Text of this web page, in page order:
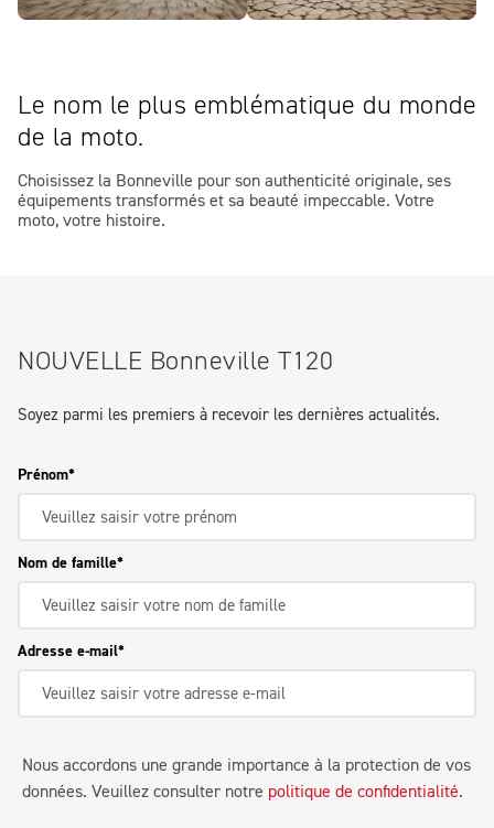
Le nom le plus emblématique du monde
de la moto.
Choisissez la Bonneville pour son authenticité originale, ses
équipements transformés et sa beauté impeccable. Votre
moto, votre histoire.
NOUVELLE Bonneville T120
Soyez parmi les premiers à recevoir les dernières actualités.
Prénom
Nom de famille
Adresse e-mail
Nous accordons une grande importance à la protection de vos
données. Veuillez consulter notre politique de confidentialité.